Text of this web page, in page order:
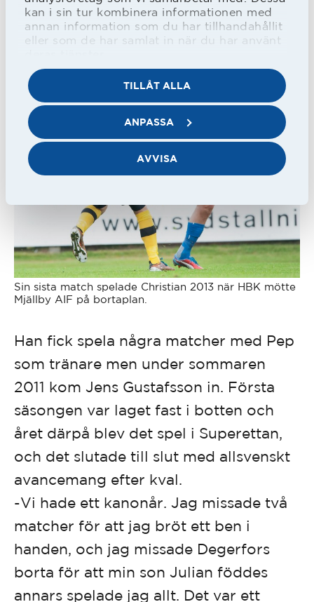
kan i sin tur kombinera informationen med
annan information som du har tillhandahållit
eller som de har samlat in när du har använt
TILLÅT ALLA
ANPASSA
AVVISA
Sin sista match spelade Christian 2013 när HBK mötte
Mjällby AIF på bortaplan.
Han fick spela några matcher med Pep
som tränare men under sommaren
2011 kom Jens Gustafsson in. Första
säsongen var laget fast i botten och
året därpå blev det spel i Superettan,
och det slutade till slut med allsvenskt
avancemang efter kval.
-Vi hade ett kanonår. Jag missade två
matcher för att jag bröt ett ben i
handen, och jag missade Degerfors
borta för att min son Julian föddes
annars spelade jag allt. Det var ett